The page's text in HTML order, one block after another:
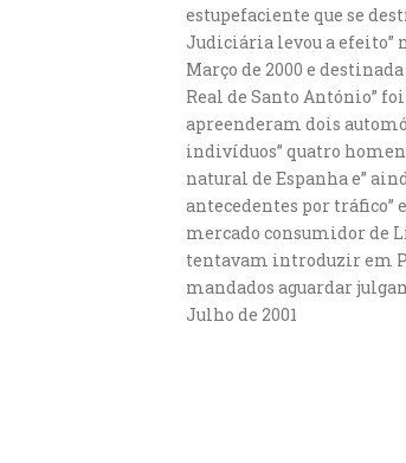
estupefaciente que se
Judiciária levou a efeito”
Março de 2000 e
Real de Santo António”
apreenderam dois
indivíduos” quatro
natural de Espanha e”
antecedentes por tráfico”
mercado consumidor de
tentavam introduzir em
mandados aguardar
Julho de 2001